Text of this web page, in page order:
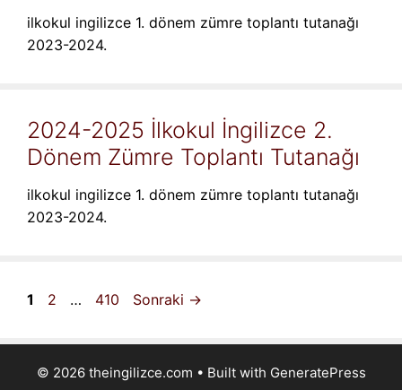
ilkokul ingilizce 1. dönem zümre toplantı tutanağı
2023-2024.
2024-2025 İlkokul İngilizce 2.
Dönem Zümre Toplantı Tutanağı
ilkokul ingilizce 1. dönem zümre toplantı tutanağı
2023-2024.
Sayfa
1 Sayfa
2 … Sayfa
410 Sonraki →
© 2026 theingilizce.com • Built with GeneratePress